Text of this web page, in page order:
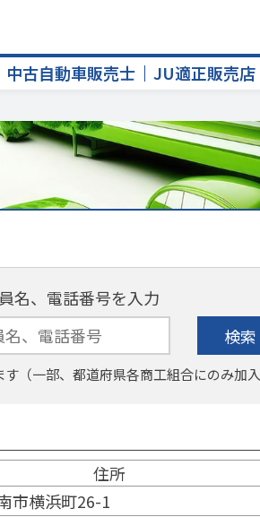
中古自動車販売士 JU適正販売店
名、電話番号を入力
検索
（一部、都道府県各商工組合にのみ加
住所
市横浜町26-1